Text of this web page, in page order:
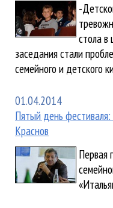
-
стола
заседания стали
семейного и детского
01.04.2014
Пятый день
Краснов
Первая